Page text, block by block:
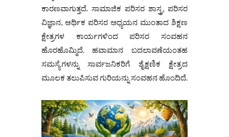
ಕಾರಣವಾಗುತ್ತದೆ. ಸಾಮಾಜಿಕ ಪರಿಸರ ಶಾಸ್ತ್ರ, ಪರಿಸರ
ವಿಜ್ಞಾನ, ಆರ್ಥಿಕ ಪರಿಸರ ಅಧ್ಯಯನ ಮುಂತಾದ ಶಿಕ್ಷಣ
ಕ್ಷೇತ್ರಗಳ ಕಾರ್ಯಗಳಿಂದ ಪರಿಸರ ಸಂವಹನ
ಹೊರಹೊಮ್ಮಿದೆ. ಹವಾಮಾನ ಬದಲಾವಣೆಯಂತಹ
ಸಮಸ್ಯೆಗಳನ್ನು ಸಾರ್ವಜನಿಕರಿಗೆ ಶೈಕ್ಷಣಿಕ ಕ್ಷೇತ್ರದ
ಮೂಲಕ ತಲುಪಿಸುವ ಗುರಿಯನ್ನು ಸಂವಹನ ಹೊಂದಿದೆ.